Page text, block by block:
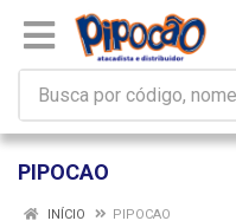
PIPOCAO
INÍCIO PIPOCAO